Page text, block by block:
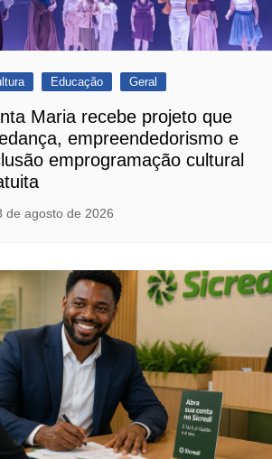
Educação Geral
Maria recebe projeto que
empreendedorismo e
emprogramação cultural
de agosto de 2026